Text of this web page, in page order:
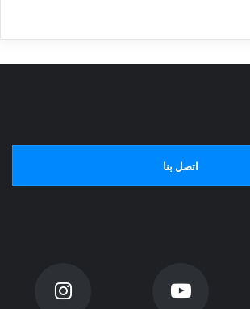
اتصل بنا